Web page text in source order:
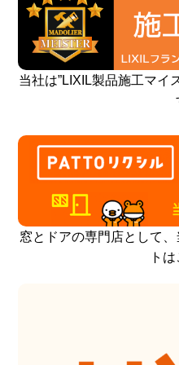
当社は”LIXIL製品施工マイ
窓とドアの専門店として
ト